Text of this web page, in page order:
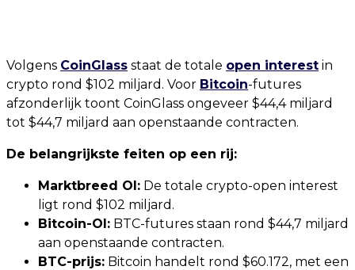
Volgens CoinGlass staat de totale open interest in
crypto rond $102 miljard. Voor Bitcoin-futures
afzonderlijk toont CoinGlass ongeveer $44,4 miljard
tot $44,7 miljard aan openstaande contracten.
De belangrijkste feiten op een rij:
Marktbreed OI: De totale crypto-open interest
ligt rond $102 miljard.
Bitcoin-OI: BTC-futures staan rond $44,7 miljard
aan openstaande contracten.
BTC-prijs: Bitcoin handelt rond $60.172, met een